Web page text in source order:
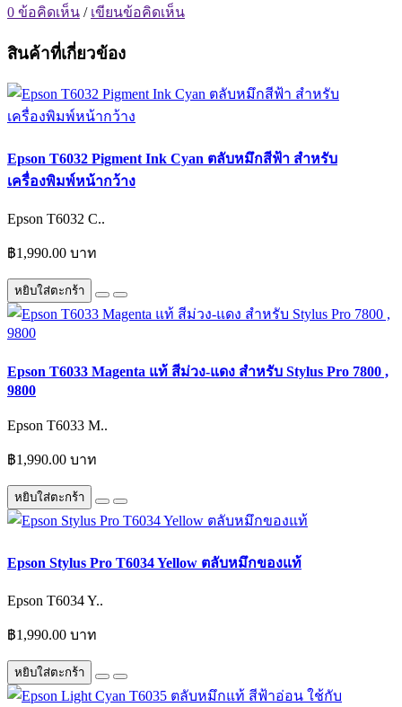
0 ข้อคิดเห็น / เขียนข้อคิดเห็น
สินค้าที่เกี่ยวข้อง
Epson T6032 Pigment Ink Cyan ตลับหมึกสีฟ้า สำหรับ
เครื่องพิมพ์หน้ากว้าง
Epson T6032 C..
฿1,990.00 บาท
หยิบใส่ตะกร้า
Epson T6033 Magenta แท้ สีม่วง-แดง สำหรับ Stylus Pro 7800 ,
9800
Epson T6033 M..
฿1,990.00 บาท
หยิบใส่ตะกร้า
Epson Stylus Pro T6034 Yellow ตลับหมึกของแท้
Epson T6034 Y..
฿1,990.00 บาท
หยิบใส่ตะกร้า